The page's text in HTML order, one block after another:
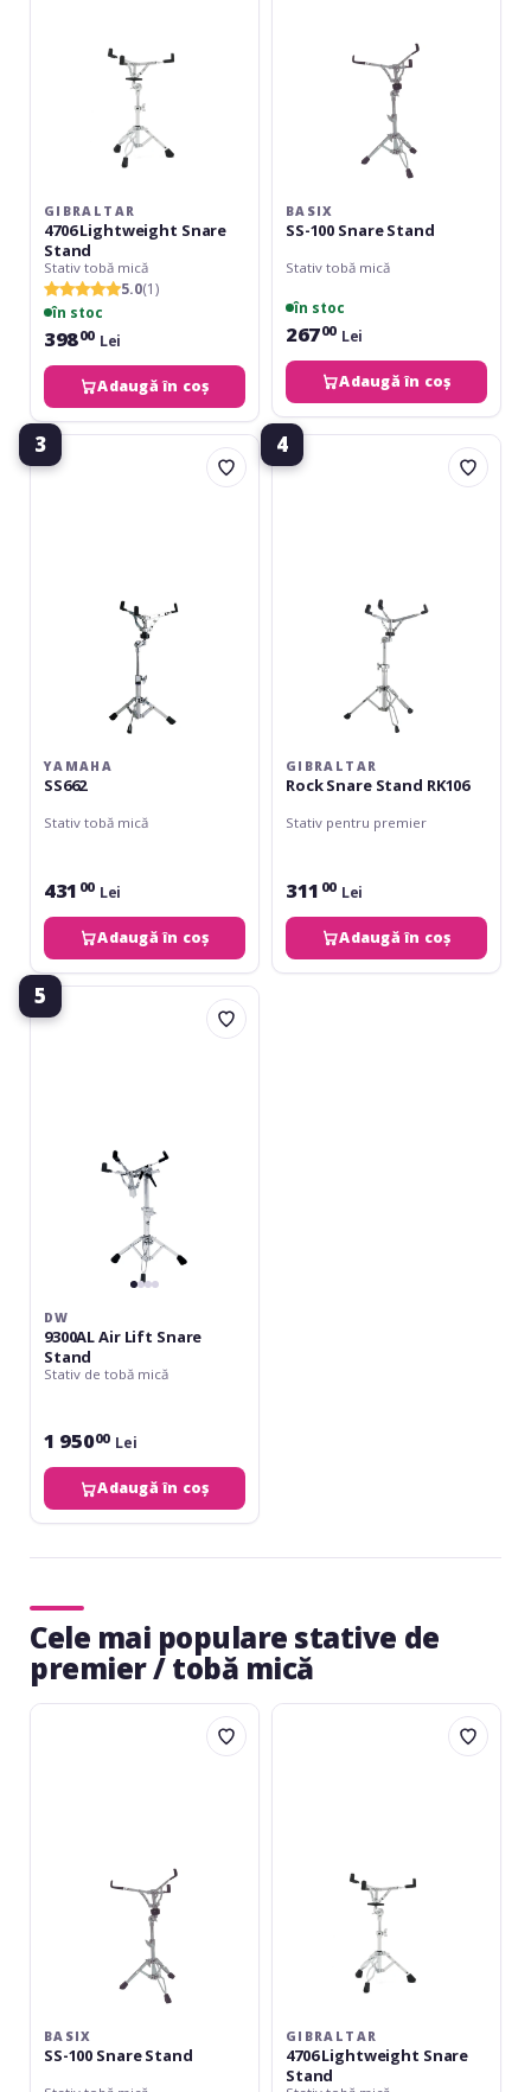
GIBRALTAR
4706 Lightweight Snare
Stand
Stativ tobă mică
5.0(1)
în stoc
39800 Lei
Adaugă în coș
BASIX
SS-100 Snare Stand
Stativ tobă mică
în stoc
26700 Lei
Adaugă în coș
3
Yamaha
SS662
YAMAHA
SS662
Stativ tobă mică
431 00 Lei
Adaugă în coș
4
Gibraltar
Rock
GIBRALTAR
Rock Snare Stand RK106
Stativ pentru premier
311 00 Lei
Adaugă în coș
5
DW
9300AL
DW
9300AL Air Lift Snare
Stand
Stativ de tobă mică
1 95000 Lei
Adaugă în coș
Cele mai populare stative de
premier / tobă mică
Basix
BASIX
SS-100 Snare Stand
Gibraltar
GIBRALTAR
4706 Lightweight Snare
Stand